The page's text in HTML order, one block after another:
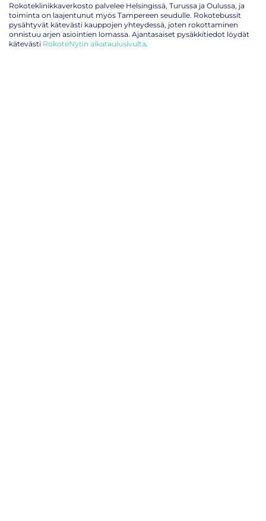
Rokoteklinikkaverkosto palvelee Helsingissä, Turussa ja Oulussa, ja
toiminta on laajentunut myös Tampereen seudulle. Rokotebussit
pysähtyvät kätevästi kauppojen yhteydessä, joten rokottaminen
onnistuu arjen asiointien lomassa. Ajantasaiset pysäkkitiedot löydät
kätevästi RokoteNytin aikataulusivulta.